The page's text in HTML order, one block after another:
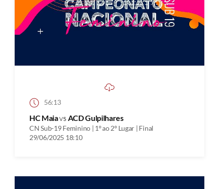
56:13
HC Maiavs ACD Gulpilhares
CN Sub-19 Feminino | 1º ao 2º Lugar | Final
29/06/2025 18:10